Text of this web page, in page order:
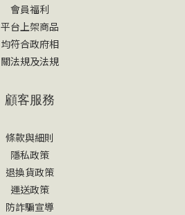
會員福利
平台上架商品
均符合政府相
關法規及法規
顧客服務
條款與細則
隱私政策
退換貨政策
運送政策
防詐騙宣導